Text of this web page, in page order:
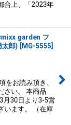
合上、「2023年
garden フ
太郎)
MG-5555
をお読み頂き、
さい。 本商品
月30日より3-5営
います。 （在庫